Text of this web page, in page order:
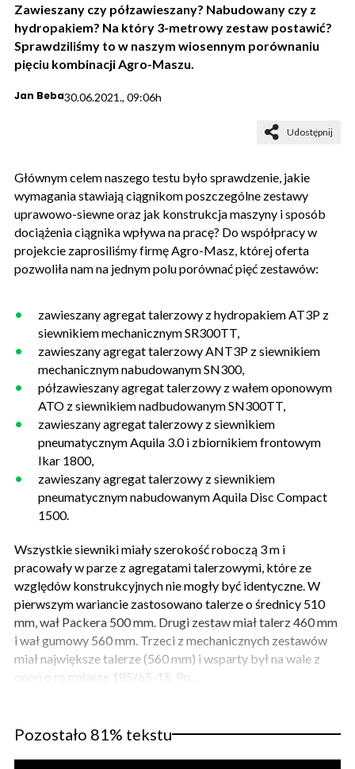
Zawieszany czy półzawieszany? Nabudowany czy z
hydropakiem? Na który 3-metrowy zestaw postawić?
Sprawdziliśmy to w naszym wiosennym porównaniu
pięciu kombinacji Agro-Maszu.
Jan Beba30.06.2021., 09:06h
Udostępnij
Głównym celem naszego testu było sprawdzenie, jakie
wymagania stawiają ciągnikom poszczególne zestawy
uprawowo-siewne oraz jak konstrukcja maszyny i sposób
dociążenia ciągnika wpływa na pracę? Do współpracy w
projekcie zaprosiliśmy firmę Agro-Masz, której oferta
pozwoliła nam na jednym polu porównać pięć zestawów:
zawieszany agregat talerzowy z hydropakiem AT3P z
siewnikiem mechanicznym SR300TT,
zawieszany agregat talerzowy ANT3P z siewnikiem
mechanicznym nabudowanym SN300,
półzawieszany agregat talerzowy z wałem oponowym
ATO z siewnikiem nadbudowanym SN300TT,
zawieszany agregat talerzowy z siewnikiem
pneumatycznym Aquila 3.0 i zbiornikiem frontowym
Ikar 1800,
zawieszany agregat talerzowy z siewnikiem
pneumatycznym nabudowanym Aquila Disc Compact
1500.
Wszystkie siewniki miały szerokość roboczą 3 m i
pracowały w parze z agregatami talerzowymi, które ze
względów konstrukcyjnych nie mogły być identyczne. W
pierwszym wariancie zastosowano talerze o średnicy 510
mm, wał Packera 500 mm. Drugi zestaw miał talerz 460 mm
i wał gumowy 560 mm. Trzeci z mechanicznych zestawów
miał największe talerze (560 mm) i wsparty był na wale z
opon o rozmiarze 185/65-15. Pn...
Pozostało 81% tekstu